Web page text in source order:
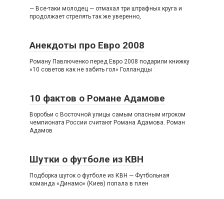
— Все-таки молодец — отмахал три штрафных круга и
продолжает стрелять так же уверенно,
Анекдоты про Евро 2008
Роману Павлюченко перед Евро 2008 подарили книжку
«10 советов как не забить гол» Голландцы
10 фактов о Романе Адамове
Воробьи с Восточной улицы самым опасным игроком
чемпионата России считают Романа Адамова. Роман
Адамов
Шутки о футболе из КВН
Подборка шуток о футболе из КВН — Футбольная
команда «Динамо» (Киев) попала в плен